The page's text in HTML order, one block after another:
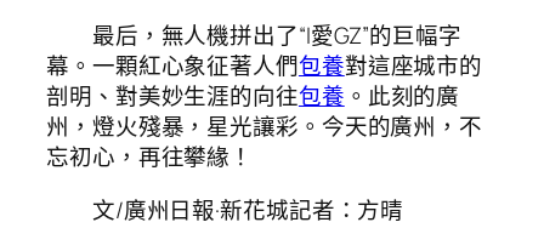
最后，無人機拼出了“I愛GZ”的巨幅字
幕。一顆紅心象征著人們包養對這座城市的
剖明、對美妙生涯的向往包養 。此刻的廣
州，燈火殘暴，星光讓彩。今天的廣州，不
忘初心，再往攀緣！
文/廣州日報·新花城記者：方晴